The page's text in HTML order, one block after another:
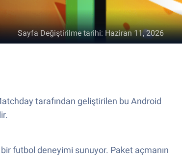
Sayfa Değiştirilme tarihi: Haziran 11, 2026
tarafından geliştirilen bu Android
futbol deneyimi sunuyor. Paket açmanın